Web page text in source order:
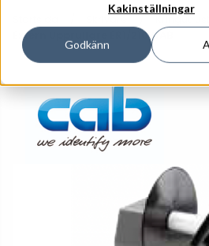
Kakinställningar
Godkänn
Skrivare
Extern Upprullare ER1/210 CAB